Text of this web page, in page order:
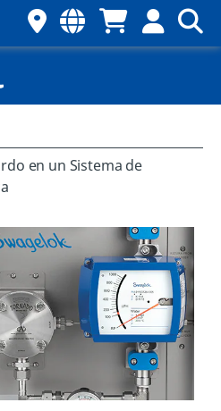
en un Sistema de